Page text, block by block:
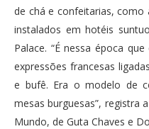
de chá e confeitarias, como
instalados em hotéis
Palace. “É nessa época
expressões francesas
e bufê. Era o modelo de
mesas burguesas”, registra
Mundo, de Guta Chaves e